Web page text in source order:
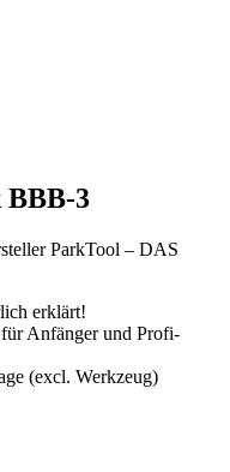
BBB-3
ParkTool – DAS
erklärt!
Anfänger und Profi-
(excl. Werkzeug)